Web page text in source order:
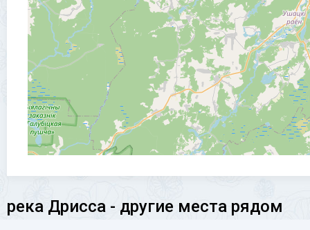
река Дрисса - другие места рядом